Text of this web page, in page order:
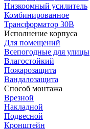
Низкоомный усилитель
Комбинированное
Трансформатор 30В
Исполнение корпуса
Для помещений
Всепогодные для улицы
Влагостойкий
Пожарозащита
Вандалозащита
Способ монтажа
Врезной
Накладной
Подвесной
Кронштейн